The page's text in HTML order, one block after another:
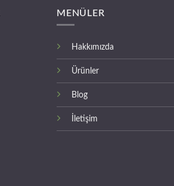
MENÜLER
Hakkımızda
Ürünler
Blog
İletişim